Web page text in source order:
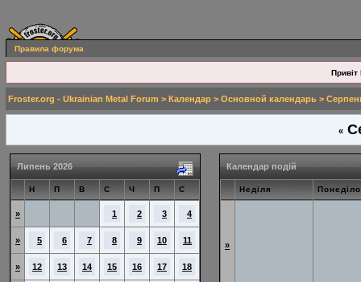
Правила форума
Привіт
Froster.org - Ukrainian Metal Forum > Календар > Основной календарь >
«
Липень 2026
Н П В С Ч П С
» 1 2 3 4
» 5 6 7 8 9 10 11
» 12 13 14 15 16 17 18
Календар подій
Неділя
»